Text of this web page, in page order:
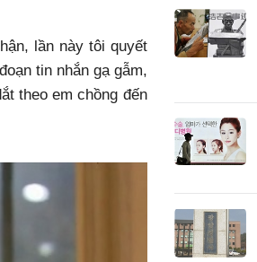
lần này tôi quyết
tin nhắn gạ gẫm,
theo em chồng đến